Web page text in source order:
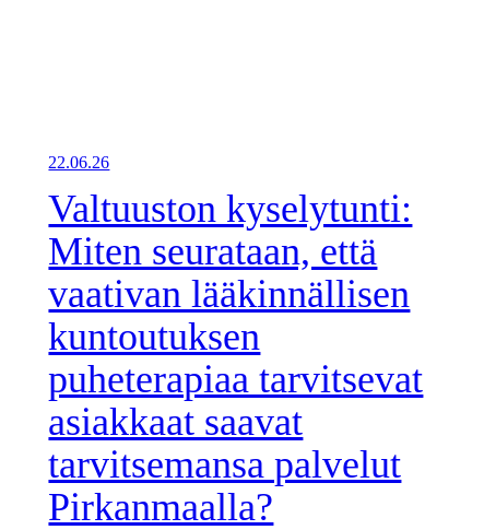
22.06.26
Valtuuston kyselytunti:
Miten seurataan, että
vaativan lääkinnällisen
kuntoutuksen
puheterapiaa tarvitsevat
asiakkaat saavat
tarvitsemansa palvelut
Pirkanmaalla?